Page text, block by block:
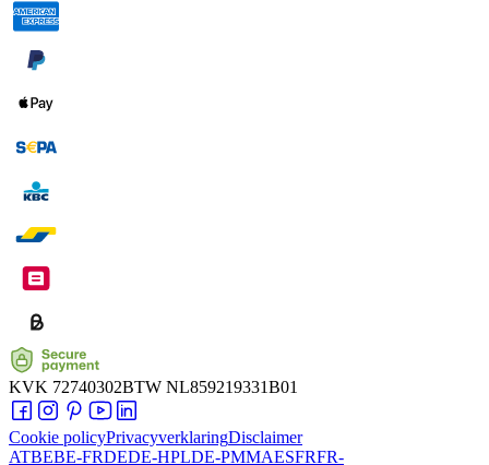
KVK 72740302BTW NL859219331B01
Cookie policyPrivacyverklaringDisclaimer
ATBEBE-FRDEDE-HPLDE-PMMAESFRFR-